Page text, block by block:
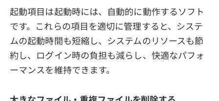
起動項目は起動時には、自動的に動作するソフト
です。これらの項目を適切に管理すると、システ
ムの起動時間も短縮し、システムのリソースも節
約し、ログイン時の負担も減らし、快適なパフォ
ーマンスを維持できます。